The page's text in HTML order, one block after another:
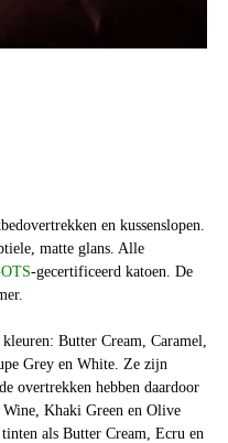
en kussenslopen.
matte glans. Alle
-gecertificeerd katoen. De
Butter Cream, Caramel,
Grey en White. Ze zijn
overtrekken hebben daardoor
Wine, Khaki Green en Olive
als Butter Cream, Ecru en